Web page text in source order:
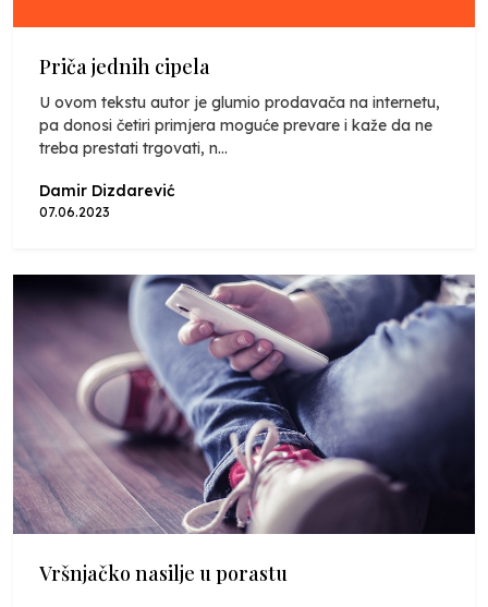
Priča jednih cipela
U ovom tekstu autor je glumio prodavača na internetu,
pa donosi četiri primjera moguće prevare i kaže da ne
treba prestati trgovati, n...
Damir Dizdarević
07.06.2023
Vršnjačko nasilje u porastu